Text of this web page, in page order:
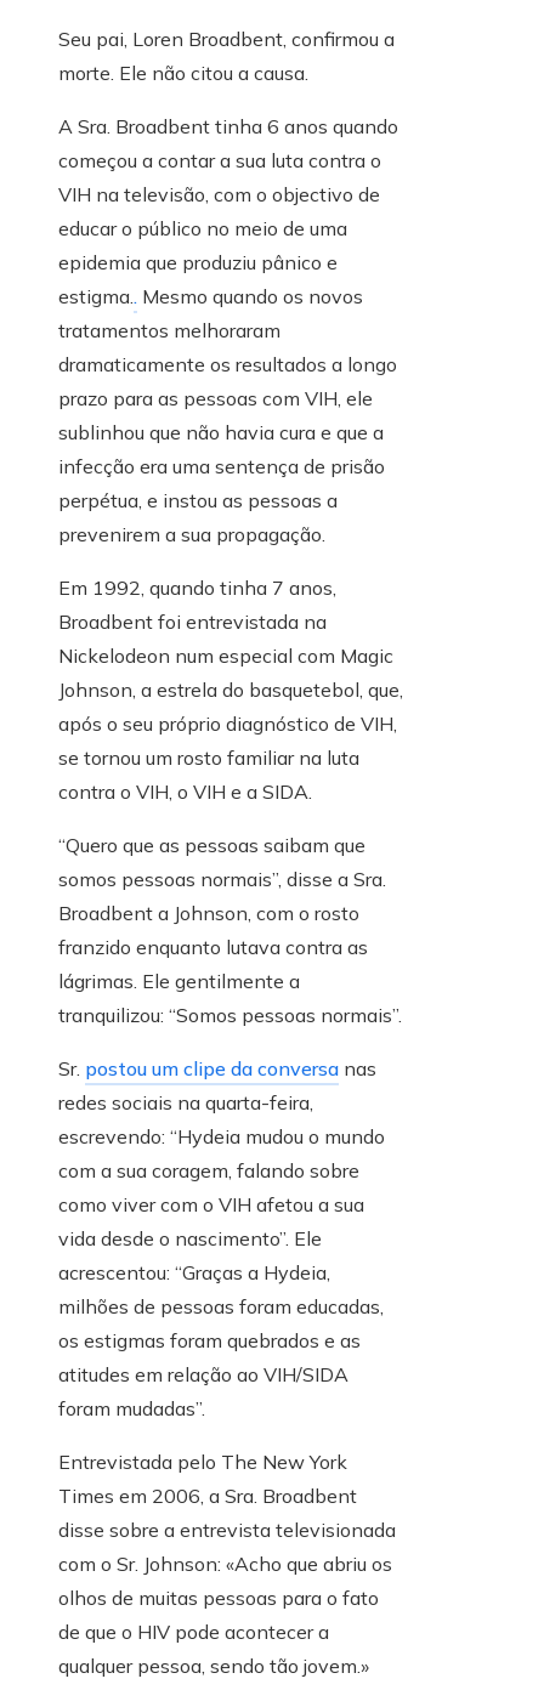
Seu pai, Loren Broadbent, confirmou a
morte. Ele não citou a causa.
A Sra. Broadbent tinha 6 anos quando
começou a contar a sua luta contra o
VIH na televisão, com o objectivo de
educar o público no meio de uma
epidemia que produziu pânico e
estigma.. Mesmo quando os novos
tratamentos melhoraram
dramaticamente os resultados a longo
prazo para as pessoas com VIH, ele
sublinhou que não havia cura e que a
infecção era uma sentença de prisão
perpétua, e instou as pessoas a
prevenirem a sua propagação.
Em 1992, quando tinha 7 anos,
Broadbent foi entrevistada na
Nickelodeon num especial com Magic
Johnson, a estrela do basquetebol, que,
após o seu próprio diagnóstico de VIH,
se tornou um rosto familiar na luta
contra o VIH, o VIH e a SIDA.
“Quero que as pessoas saibam que
somos pessoas normais”, disse a Sra.
Broadbent a Johnson, com o rosto
franzido enquanto lutava contra as
lágrimas. Ele gentilmente a
tranquilizou: “Somos pessoas normais”.
Sr. postou um clipe da conversa nas
redes sociais na quarta-feira,
escrevendo: “Hydeia mudou o mundo
com a sua coragem, falando sobre
como viver com o VIH afetou a sua
vida desde o nascimento”. Ele
acrescentou: “Graças a Hydeia,
milhões de pessoas foram educadas,
os estigmas foram quebrados e as
atitudes em relação ao VIH/SIDA
foram mudadas”.
Entrevistada pelo The New York
Times em 2006, a Sra. Broadbent
disse sobre a entrevista televisionada
com o Sr. Johnson: «Acho que abriu os
olhos de muitas pessoas para o fato
de que o HIV pode acontecer a
qualquer pessoa, sendo tão jovem.»